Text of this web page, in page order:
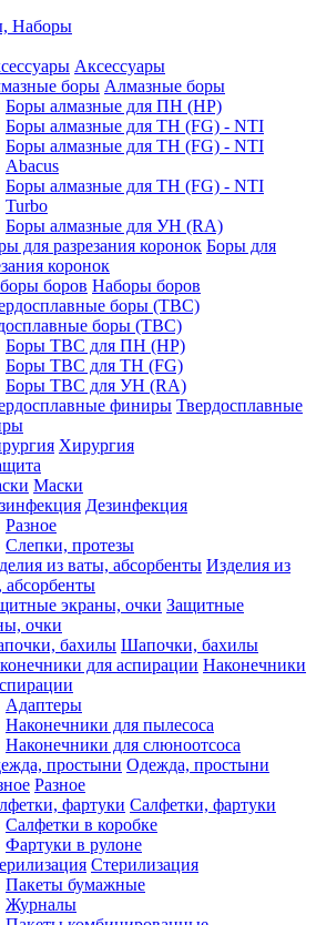
Наборы
Аксессуары
Алмазные боры
Боры алмазные для ПН (HP)
Боры алмазные для ТН (FG) - NTI
Боры алмазные для ТН (FG) - NTI
Abacus
Боры алмазные для ТН (FG) - NTI
Turbo
Боры алмазные для УН (RA)
Боры для
коронок
Наборы боров
боры (ТВС)
Боры ТВС для ПН (HP)
Боры ТВС для ТН (FG)
Боры ТВС для УН (RA)
Твердосплавные
Хирургия
Маски
Дезинфекция
Разное
Слепки, протезы
Изделия из
абсорбенты
Защитные
очки
Шапочки, бахилы
Наконечники
Адаптеры
Наконечники для пылесоса
Наконечники для слюноотсоса
Одежда, простыни
Разное
Салфетки, фартуки
Салфетки в коробке
Фартуки в рулоне
Стерилизация
Пакеты бумажные
Журналы